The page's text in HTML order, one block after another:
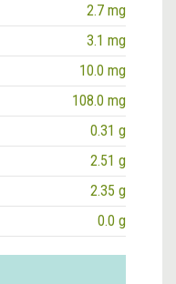
2.7 mg
3.1 mg
10.0 mg
108.0 mg
0.31 g
2.51 g
2.35 g
0.0 g